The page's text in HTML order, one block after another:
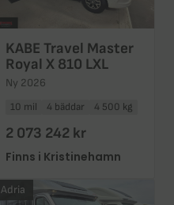
KABE Travel Master
Royal X 810 LXL
Ny 2026
10 mil 4 bäddar 4 500 kg
2 073 242 kr
Finns i Kristinehamn
Adria